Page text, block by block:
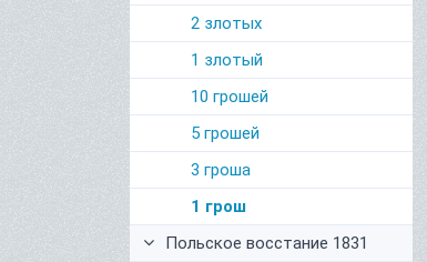
2 злотых
1 злотый
10 грошей
5 грошей
3 гроша
1 грош
Польское восстание 1831